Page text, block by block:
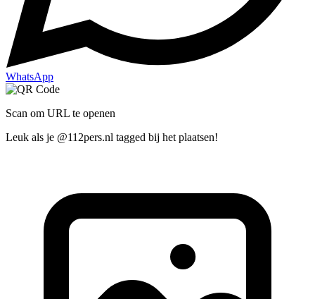
WhatsApp
Scan om URL te openen
Leuk als je @112pers.nl tagged bij het plaatsen!